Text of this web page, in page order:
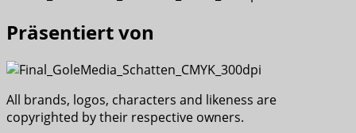
Präsentiert von
All brands, logos, characters and likeness are
copyrighted by their respective owners.